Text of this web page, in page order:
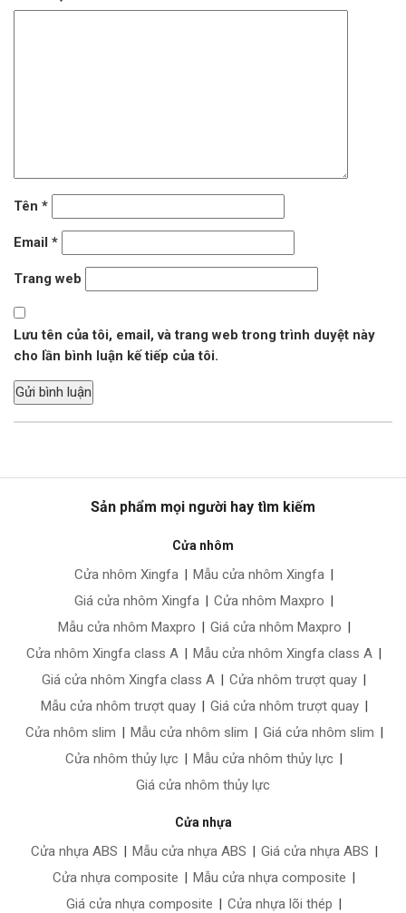
Tên *
Email *
Trang web
Lưu tên của tôi, email, và trang web trong trình duyệt này
cho lần bình luận kế tiếp của tôi.
Sản phẩm mọi người hay tìm kiếm
Cửa nhôm
Cửa nhôm Xingfa | Mẫu cửa nhôm Xingfa |
Giá cửa nhôm Xingfa | Cửa nhôm Maxpro |
Mẫu cửa nhôm Maxpro | Giá cửa nhôm Maxpro |
Cửa nhôm Xingfa class A | Mẫu cửa nhôm Xingfa class A |
Giá cửa nhôm Xingfa class A | Cửa nhôm trượt quay |
Mẫu cửa nhôm trượt quay | Giá cửa nhôm trượt quay |
Cửa nhôm slim | Mẫu cửa nhôm slim | Giá cửa nhôm slim |
Cửa nhôm thủy lực | Mẫu cửa nhôm thủy lực |
Giá cửa nhôm thủy lực
Cửa nhựa
Cửa nhựa ABS | Mẫu cửa nhựa ABS | Giá cửa nhựa ABS |
Cửa nhựa composite | Mẫu cửa nhựa composite |
Giá cửa nhựa composite | Cửa nhựa lõi thép |